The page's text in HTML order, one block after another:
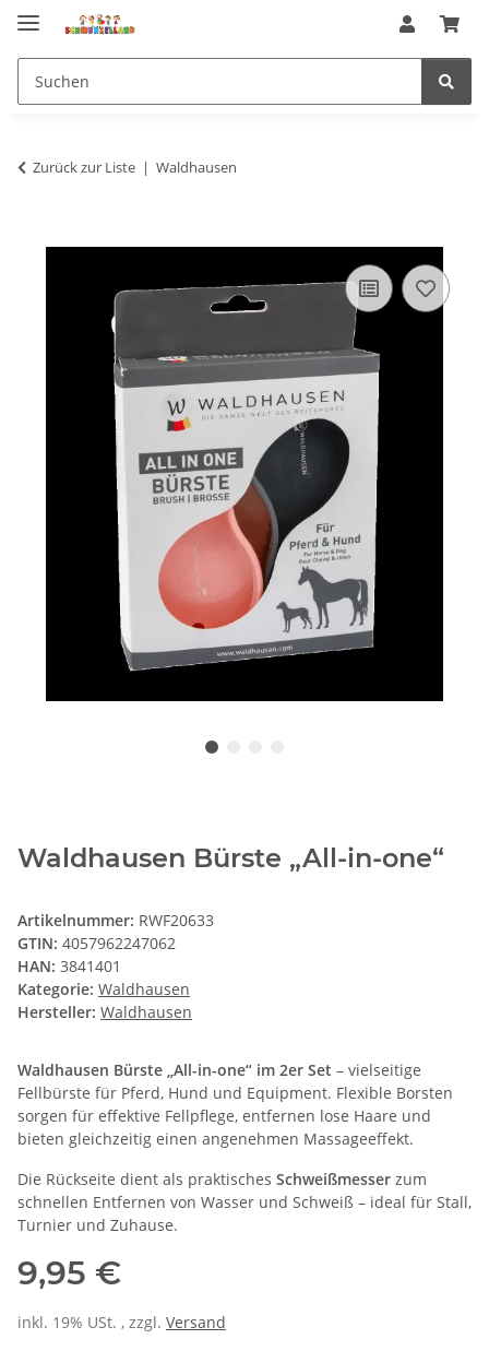
Zurück zur Liste Waldhausen
Waldhausen Bürste „All-in-one“
Artikelnummer: RWF20633
GTIN: 4057962247062
HAN: 3841401
Kategorie: Waldhausen
Hersteller: Waldhausen
Waldhausen Bürste „All-in-one“ im 2er Set – vielseitige
Fellbürste für Pferd, Hund und Equipment. Flexible Borsten
sorgen für effektive Fellpflege, entfernen lose Haare und
bieten gleichzeitig einen angenehmen Massageeffekt.
Die Rückseite dient als praktisches Schweißmesser zum
schnellen Entfernen von Wasser und Schweiß – ideal für Stall,
Turnier und Zuhause.
9,95 €
inkl. 19% USt. , zzgl. Versand